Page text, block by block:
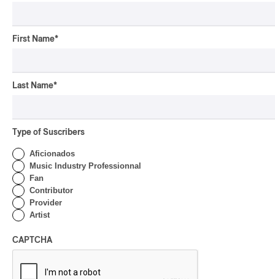
Ce contenu provient du Festival International de
Jazz de Montréal et est adapté par PAN M 360
First Name*
Last Name*
Type of Suscribers
Aficionados
Music Industry Professionnal
Fan
Contributor
Provider
Artist
CAPTCHA